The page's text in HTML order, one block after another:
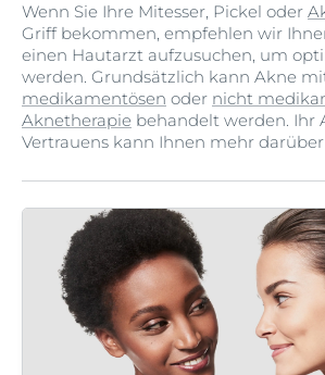
Wenn Sie Ihre Mitesser, Pickel oder
Griff bekommen, empfehlen wir
einen Hautarzt aufzusuchen, um
werden. Grundsätzlich kann Akne
medikamentösen oder nicht
Aknetherapie behandelt werden. Ihr
Vertrauens kann Ihnen mehr